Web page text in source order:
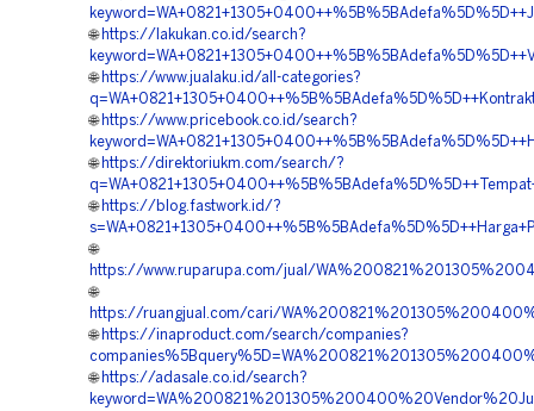
🌐 https://lakukan.co.id/search?
🌐 https://www.jualaku.id/all-categories?
🌐 https://www.pricebook.co.id/search?
🌐 https://direktoriukm.com/search/?
🌐 https://blog.fastwork.id/?
🌐
https://www.ruparupa.com/jual/
🌐
https://ruangjual.com/cari/
🌐 https://inaproduct.com/search/companies?
🌐 https://adasale.co.id/search?